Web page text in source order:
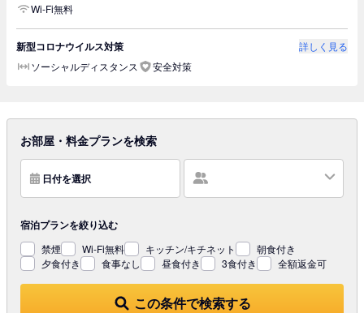
Wi-Fi無料
新型コロナウイルス対策
詳しく見る
ソーシャルディスタンス
安全対策
お部屋・料金プランを検索
日付を選択
この条件で検索する
宿泊プランを絞り込む
禁煙 Wi-Fi無料 キッチン/キチネット
朝食付き
夕食付き
食事なし 昼食付き 3食付き 全額返金可